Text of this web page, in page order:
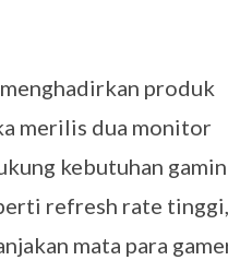
produk
merilis dua monitor
kebutuhan
refresh rate tinggi,
mata para